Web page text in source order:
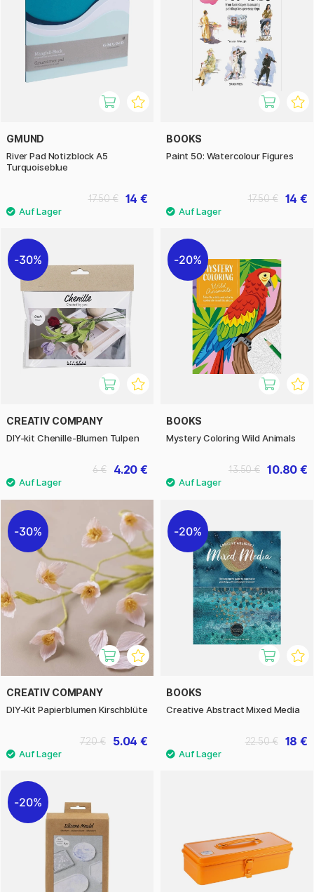
GMUND
River Pad Notizblock A5
Turquoiseblue
14 €
17.50 €
BOOKS
Paint 50: Watercolour Figures
14 €
17.50 €
30%
CREATIV COMPANY
DIY-kit Chenille-Blumen Tulpen
4.20 €
6 €
20%
BOOKS
Mystery Coloring Wild Animals
10.80 €
13.50 €
30%
CREATIV COMPANY
DIY-Kit Papierblumen Kirschblüte
5.04 €
7.20 €
20%
BOOKS
Creative Abstract Mixed Media
18 €
22.50 €
20%